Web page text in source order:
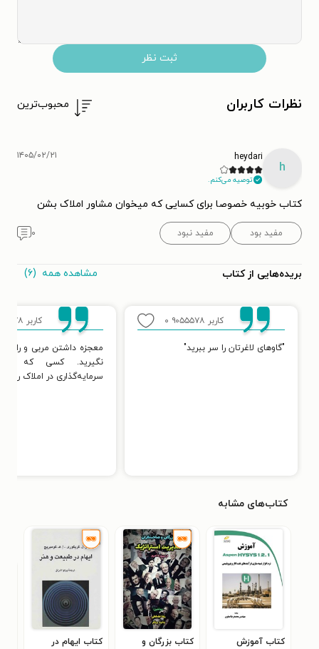
ثبت نظر
نظرات کاربران محبوب‌ترین
h
heydari
توصیه می‌کنم.
۱۴۰۵/۰۲/۲۱
کتاب خوبیه خصوصا برای کسایی که میخوان مشاور املاک بشن
مفید بود مفید نبود ۰
بریده‌هایی از کتاب مشاهده همه (۶)
کاربر ۹۰۵۵۵۷۸ ۰
"گاوهای لاغرتان را سر ببرید"
کاربر ۹۰۵۵۵۷۸
معجزه داشتن مربی و
نگیرید. کسی که
سرمایه‌گذاری در املاک را
کتاب‌های مشابه
کتاب آموزش
کتاب بزرگان و
کتاب ایهام در